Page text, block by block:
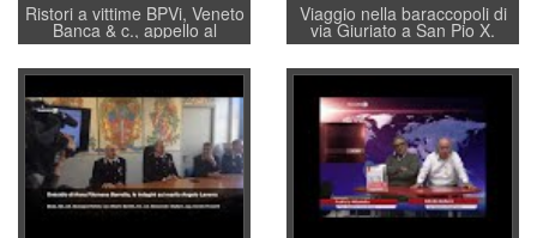
Ristori a vittime BPVi, Veneto
Banca & c., appello al
sottosegretario Alessio
Villarosa: per mettere ordine
convochi con Di Maio CNCU
a supporto della cabina di
regia al Mef
Viaggio nella baraccopoli di
via Giuriato a San Pio X.
Vicenza ai Vicentini: “faremo
un regalo di Natale ai
residenti”